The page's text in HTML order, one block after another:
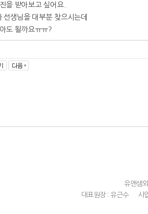
을 받아보고 싶어요..
선생님을 대부분 찾으시는데
도 될까요ㅠㅠ?
유앤샘
대표원장 : 유근수
사